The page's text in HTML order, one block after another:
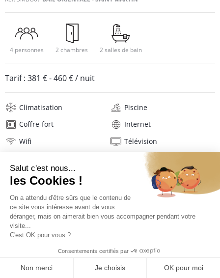
4 personnes 2 chambres 2 salles de bain
Tarif : 381 €-460 €/ nuit
Climatisation
Piscine
Coffre-fort
Internet
Wifi
Télévision
Lave-linge
Mat. de repassage
Serviettes de plage
Linge de maison
TARIFS ET RÉSERVATION